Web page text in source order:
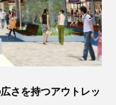
さを持つアウトレッ